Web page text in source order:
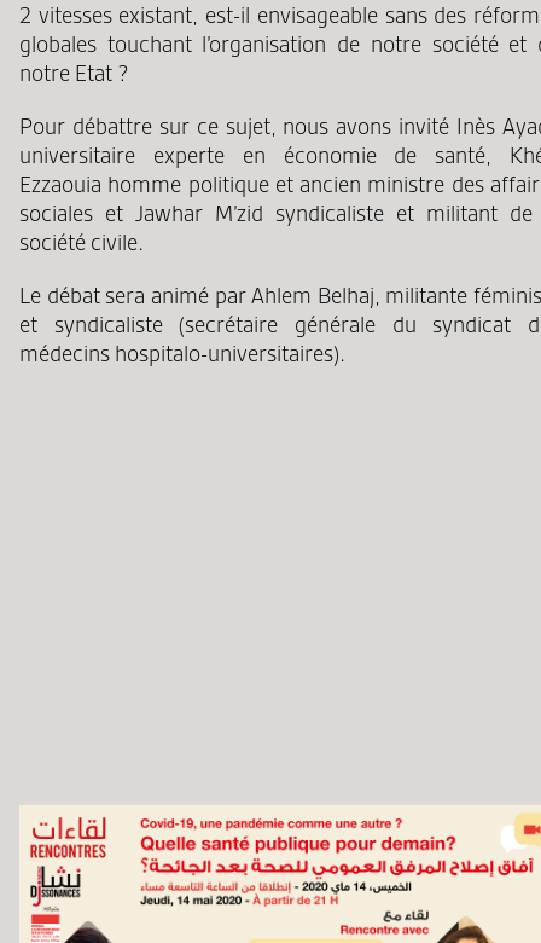
2 vitesses existant, est-il envisageable sans des
globales touchant l’organisation de notre société et
notre Etat ?
Pour débattre sur ce sujet, nous avons invité Inès
universitaire experte en économie de santé,
Ezzaouia homme politique et ancien ministre des
sociales et Jawhar M’zid syndicaliste et militant
société civile.
Le débat sera animé par Ahlem Belhaj, militante
et syndicaliste (secrétaire générale du syndicat
médecins hospitalo-universitaires).